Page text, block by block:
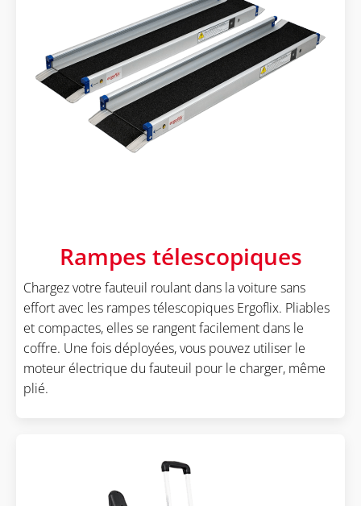
Rampes télescopiques
Chargez votre fauteuil roulant dans la voiture sans
effort avec les rampes télescopiques Ergoflix. Pliables
et compactes, elles se rangent facilement dans le
coffre. Une fois déployées, vous pouvez utiliser le
moteur électrique du fauteuil pour le charger, même
plié.